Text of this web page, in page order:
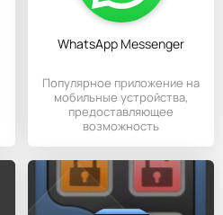
WhatsApp Messenger
Популярное приложение на
мобильные устройства,
предоставляющее
возможность